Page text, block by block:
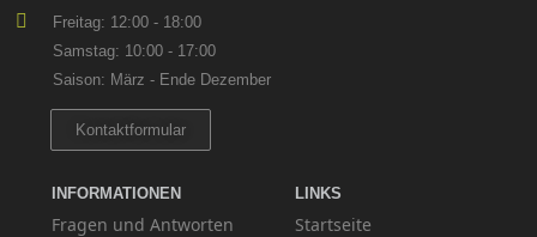
Freitag: 12:00 - 18:00
Samstag: 10:00 - 17:00
Saison: März - Ende Dezember
Kontaktformular
INFORMATIONEN
Fragen und Antworten
LINKS
Startseite